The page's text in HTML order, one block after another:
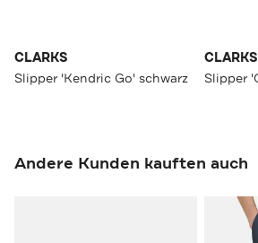
CLARKS
Slipper 'Kendric Go' schwarz
CLARKS
Slipper
Andere Kunden kauften auch